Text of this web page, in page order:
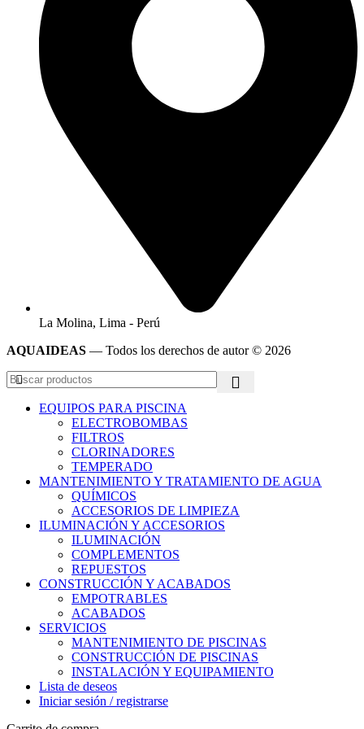
La Molina, Lima - Perú
AQUAIDEAS — Todos los derechos de autor © 2026
EQUIPOS PARA PISCINA
ELECTROBOMBAS
FILTROS
CLORINADORES
TEMPERADO
MANTENIMIENTO Y TRATAMIENTO DE AGUA
QUÍMICOS
ACCESORIOS DE LIMPIEZA
ILUMINACIÓN Y ACCESORIOS
ILUMINACIÓN
COMPLEMENTOS
REPUESTOS
CONSTRUCCIÓN Y ACABADOS
EMPOTRABLES
ACABADOS
SERVICIOS
MANTENIMIENTO DE PISCINAS
CONSTRUCCIÓN DE PISCINAS
INSTALACIÓN Y EQUIPAMIENTO
Lista de deseos
Iniciar sesión / registrarse